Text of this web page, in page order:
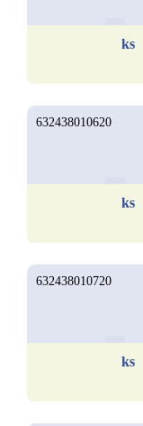
ks
632438010620
ks
632438010720
ks